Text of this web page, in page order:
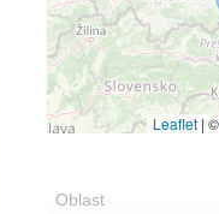
Leaflet |
Oblast